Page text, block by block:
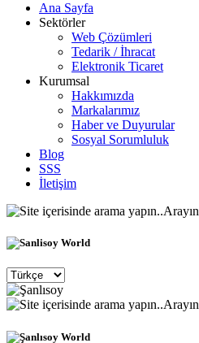
Ana Sayfa
Sektörler
Web Çözümleri
Tedarik / İhracat
Elektronik Ticaret
Kurumsal
Hakkımızda
Markalarımız
Haber ve Duyurular
Sosyal Sorumluluk
Blog
SSS
İletişim
Arayın
Arayın